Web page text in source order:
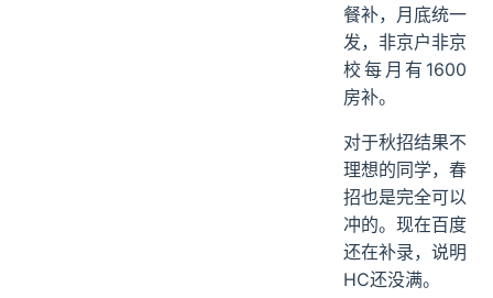
餐补，月底统一
发，非京户非京
校每月有1600
房补。
对于秋招结果不
理想的同学，春
招也是完全可以
冲的。现在百度
还在补录，说明
HC还没满。